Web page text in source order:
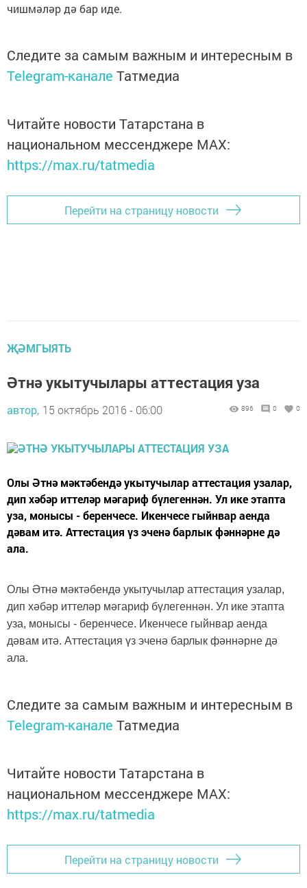
чишмәләр дә бар иде.
Следите за самым важным и интересным в
Telegram-канале Татмедиа
Читайте новости Татарстана в
национальном мессенджере MАХ:
https://max.ru/tatmedia
Перейти на страницу новости
ҖӘМГЫЯТЬ
Әтнә укытучылары аттестация уза
автор, 15 октябрь 2016 - 06:00 896 0 0
Олы Әтнә мәктәбендә укытучылар аттестация узалар,
дип хәбәр иттеләр мәгариф бүлегеннән. Ул ике этапта
уза, монысы - беренчесе. Икенчесе гыйнвар аенда
дәвам итә. Аттестация үз эченә барлык фәннәрне дә
ала.
Олы Әтнә мәктәбендә укытучылар аттестация узалар,
дип хәбәр иттеләр мәгариф бүлегеннән. Ул ике этапта
уза, монысы - беренчесе. Икенчесе гыйнвар аенда
дәвам итә. Аттестация үз эченә барлык фәннәрне дә
ала.
Следите за самым важным и интересным в
Telegram-канале Татмедиа
Читайте новости Татарстана в
национальном мессенджере MАХ:
https://max.ru/tatmedia
Перейти на страницу новости